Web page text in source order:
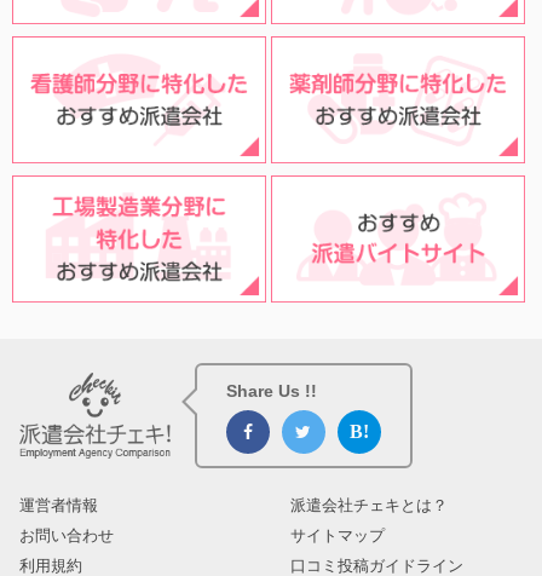
Share Us !!
運営者情報
派遣会社チェキとは？
お問い合わせ
サイトマップ
利用規約
口コミ投稿ガイドライン